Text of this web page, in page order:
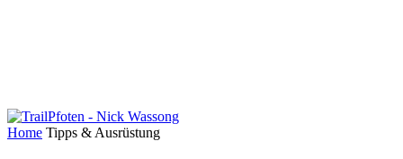
Home Tipps & Ausrüstung